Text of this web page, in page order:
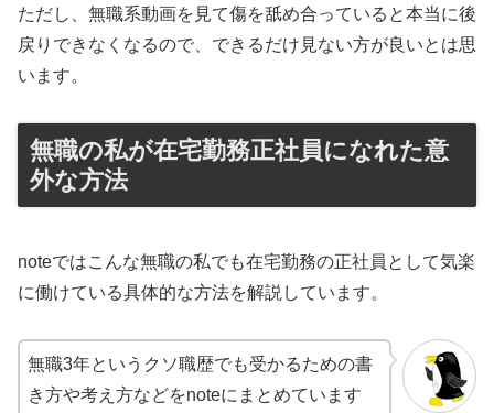
ただし、無職系動画を見て傷を舐め合っていると本当に後
戻りできなくなるので、できるだけ見ない方が良いとは思
います。
無職の私が在宅勤務正社員になれた意
外な方法
noteではこんな無職の私でも在宅勤務の正社員として気楽
に働けている具体的な方法を解説しています。
無職3年というクソ職歴でも受かるための書
き方や考え方などをnoteにまとめています